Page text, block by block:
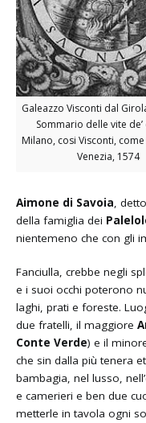
Galeazzo Visconti dal
Sommario delle vite
Milano, cosi Visconti,
Venezia, 1574
Aimone di Savoia, detto
della famiglia dei
nientemeno che con gli
Fanciulla, crebbe negli
e i suoi occhi poterono
laghi, prati e foreste.
due fratelli, il maggiore
Conte Verde) e il
che sin dalla più tenera
bambagia, nel lusso,
e camerieri e ben due
metterle in tavola ogni